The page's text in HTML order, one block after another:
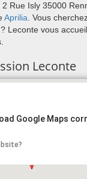
Rue Isly 35000
Aprilia . Vous
Leconte vous
Leconte
Google Maps